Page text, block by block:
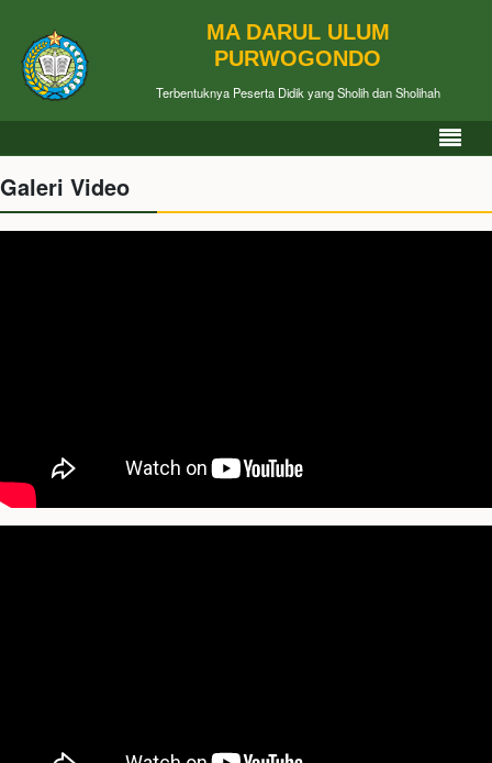
MA DARUL ULUM
PURWOGONDO
Terbentuknya Peserta Didik yang Sholih dan Sholihah
Galeri Video